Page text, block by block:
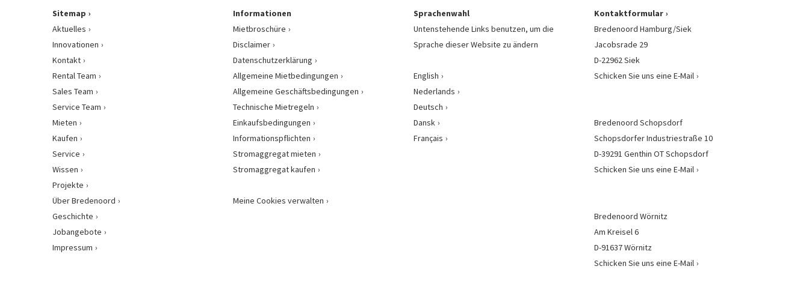
Sitemap
Aktuelles
Innovationen
Kontakt
Rental Team
Sales Team
Service Team
Mieten
Kaufen
Service
Wissen
Projekte
Über Bredenoord
Geschichte
Jobangebote
Impressum
Informationen
Mietbroschüre
Disclaimer
Datenschutzerklärung
Allgemeine Mietbedingungen
Allgemeine Geschäftsbedingungen
Technische Mietregeln
Einkaufsbedingungen
Informationspflichten
Stromaggregat mieten
Stromaggregat kaufen
Meine Cookies verwalten
Sprachenwahl
Untenstehende Links benutzen, um die
Sprache dieser Website zu ändern
English
Nederlands
Deutsch
Dansk
Français
Kontaktformular
Bredenoord Hamburg/Siek
Jacobsrade 29
D-22962 Siek
Schicken Sie uns eine E-Mail
Bredenoord Schopsdorf
Schopsdorfer Industriestraße 10
D-39291 Genthin OT Schopsdorf
Schicken Sie uns eine E-Mail
Bredenoord Wörnitz
Am Kreisel 6
D-91637 Wörnitz
Schicken Sie uns eine E-Mail